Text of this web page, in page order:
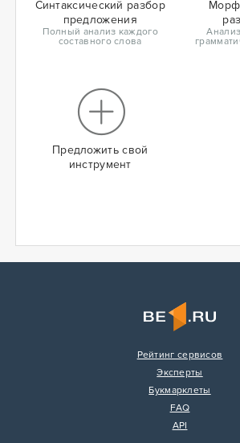
Синтаксический разбор
предложения
Полный анализ каждого
составного слова
Предложить свой
инструмент
Рейтинг сервисов
Эксперты
Букмарклеты
FAQ
API